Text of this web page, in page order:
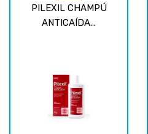
PILEXIL CHAMPÚ
ANTICAÍDA...